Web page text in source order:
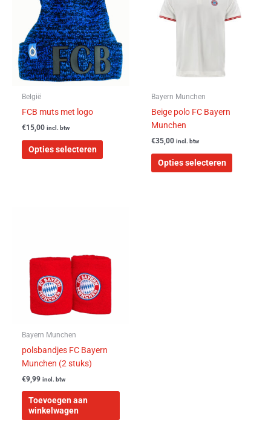
België
FCB muts met logo
€15,00 incl. btw
Opties selecteren
meerdere
variaties.
Deze
optie
kan
gekozen
Bayern Munchen
Beige polo FC Bayern
Munchen
€35,00 incl. btw
Opties selecteren
meerdere
Bayern Munchen
polsbandjes FC Bayern
Munchen (2 stuks)
€9,99 incl. btw
Toevoegen aan
winkelwagen